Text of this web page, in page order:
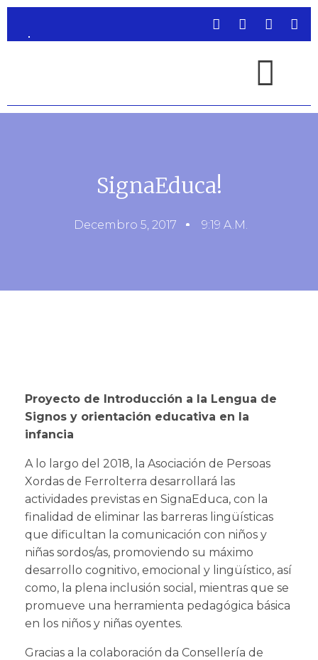
SignaEduca!
Decembro 5, 2017 9:19 A.m.
Proyecto de Introducción a la Lengua de
Signos y orientación educativa en la
infancia
A lo largo del 2018, la Asociación de Persoas
Xordas de Ferrolterra desarrollará las
actividades previstas en SignaEduca, con la
finalidad de eliminar las barreras lingüísticas
que dificultan la comunicación con niños y
niñas sordos/as, promoviendo su máximo
desarrollo cognitivo, emocional y lingüístico, así
como, la plena inclusión social, mientras que se
promueve una herramienta pedagógica básica
en los niños y niñas oyentes.
Gracias a la colaboración da Consellería de